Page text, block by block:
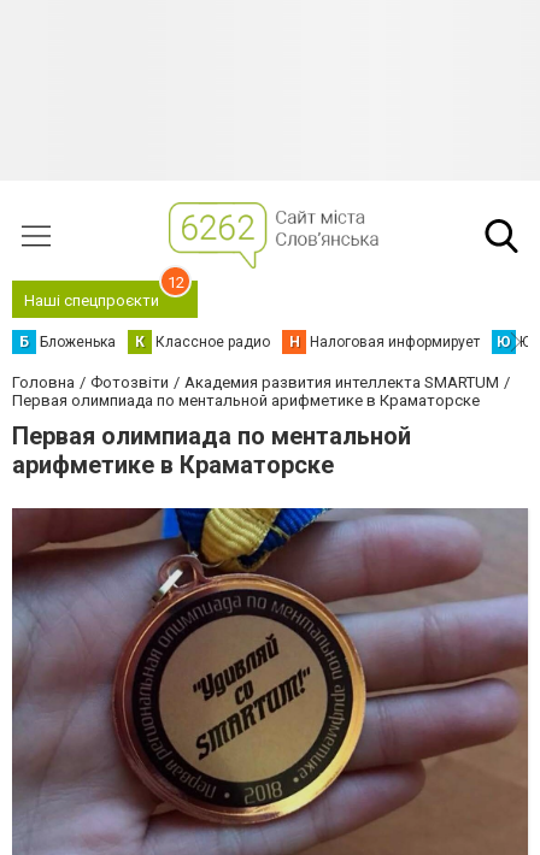
Наші спецпроєкти
12
Б Бложенька К Классное радио Н Налоговая информирует Ю
Головна Фотозвіти
Академия развития интеллекта SMARTUM
Первая олимпиада по ментальной арифметике в Краматорске
Первая олимпиада по ментальной
арифметике в Краматорске